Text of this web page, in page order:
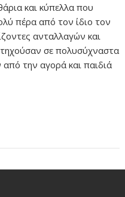
και κύπελλα που
πέρα ​​από τον ίδιο τον
ανταλλαγών και
σε πολυσύχναστα
την αγορά και παιδιά